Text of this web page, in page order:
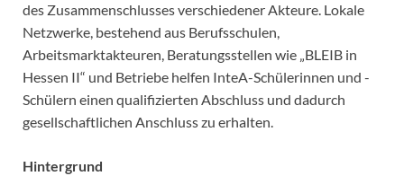
des Zusammenschlusses verschiedener Akteure. Lokale
Netzwerke, bestehend aus Berufsschulen,
Arbeitsmarktakteuren, Beratungsstellen wie „BLEIB in
Hessen II“ und Betriebe helfen InteA-Schülerinnen und -
Schülern einen qualifizierten Abschluss und dadurch
gesellschaftlichen Anschluss zu erhalten.
Hintergrund